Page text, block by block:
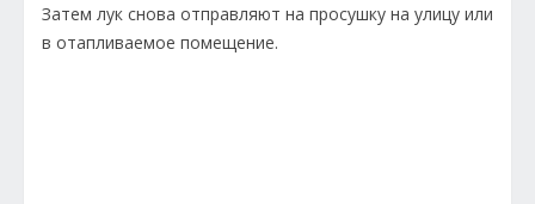
Затем лук снова отправляют на просушку на улицу или
в отапливаемое помещение.